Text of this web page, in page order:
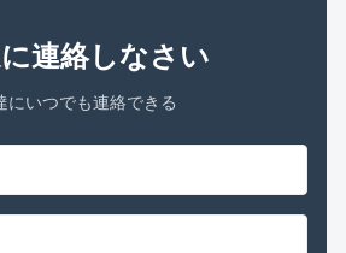
連絡しなさい
にいつでも連絡できる